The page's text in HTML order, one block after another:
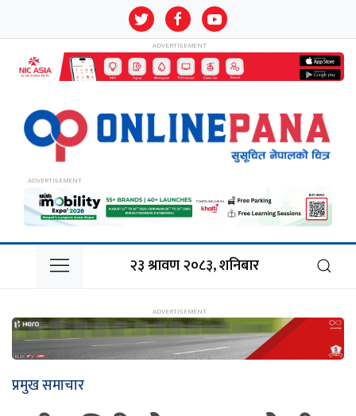
२३ श्रावण २०८३, शनिबार
प्रमुख समाचार